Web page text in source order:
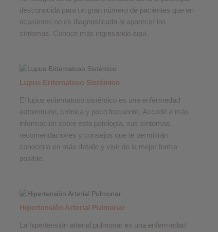
desconocida para un gran número de pacientes que en
ocasiones no es diagnosticada al aparecer los
síntomas. Conoce más ingresando aquí.
Lupus Eritematoso Sistémico
El lupus eritematoso sistémico es una enfermedad
autoinmune, crónica y poco frecuente. Accedé a más
información sobre esta patología, sus síntomas,
recomendaciones y consejos que te permitirán
conocerla en más detalle y vivir de la mejor forma
posible.
Hipertensión Arterial Pulmonar
La hipertensión arterial pulmonar es una enfermedad